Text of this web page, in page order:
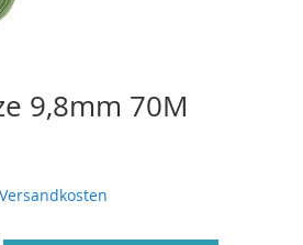
9,8mm 70M
Versandkosten